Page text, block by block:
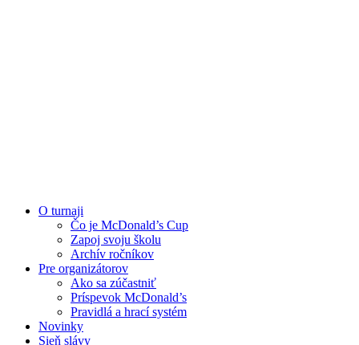
O turnaji
Čo je McDonald’s Cup
Zapoj svoju školu
Archív ročníkov
Pre organizátorov
Ako sa zúčastniť
Príspevok McDonald’s
Pravidlá a hrací systém
Novinky
Sieň slávy